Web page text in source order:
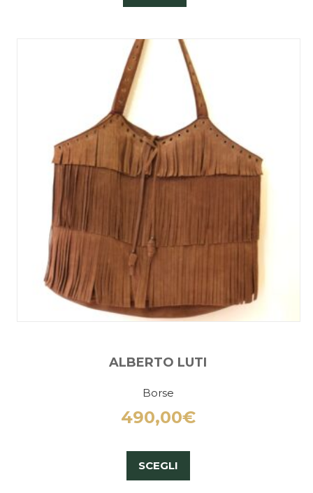
ALBERTO LUTI
Borse
490,00€
SCEGLI